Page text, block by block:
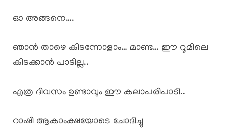
ഓ അങ്ങനെ….
ഞാൻ താഴെ കിടന്നോളാം… മാണ്ട… ഈ റൂമിലെ
കിടക്കാൻ പാടില്ല..
എത്ര ദിവസം ഉണ്ടാവും ഈ കലാപരിപാടി..
റാഷി ആകാംക്ഷയോടെ ചോദിച്ചു